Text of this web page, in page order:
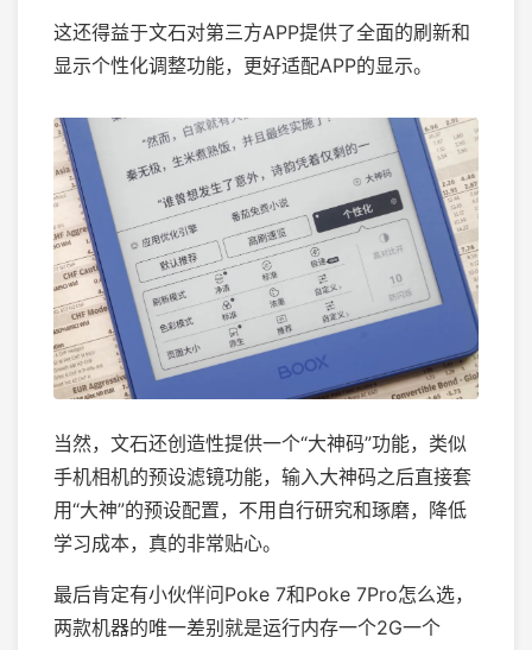
这还得益于文石对第三方APP提供了全面的刷新和
显示个性化调整功能，更好适配APP的显示。
当然，文石还创造性提供一个“大神码”功能，类似
手机相机的预设滤镜功能，输入大神码之后直接套
用“大神”的预设配置，不用自行研究和琢磨，降低
学习成本，真的非常贴心。
最后肯定有小伙伴问Poke 7和Poke 7Pro怎么选，
两款机器的唯一差别就是运行内存一个2G一个